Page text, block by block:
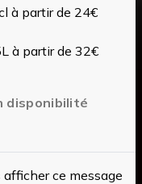
à partir de 24€
à partir de 32€
disponibilité
afficher ce message